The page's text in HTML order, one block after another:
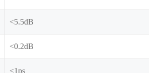
<5.5dB
<0.2dB
<1ps